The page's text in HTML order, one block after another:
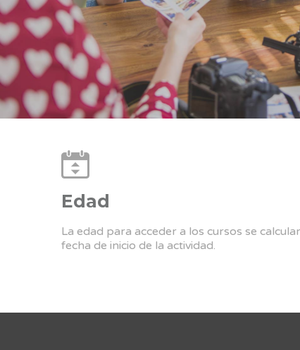
Edad
La edad para acceder a los cursos se
fecha de inicio de la actividad.